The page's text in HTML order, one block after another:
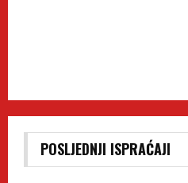
POSLJEDNJI ISPRAĆAJI